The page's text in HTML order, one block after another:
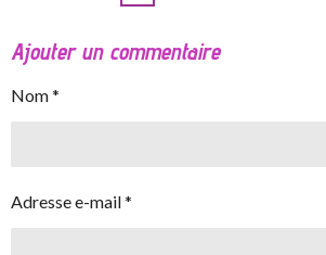
Ajouter un commentaire
Nom *
Adresse e-mail *